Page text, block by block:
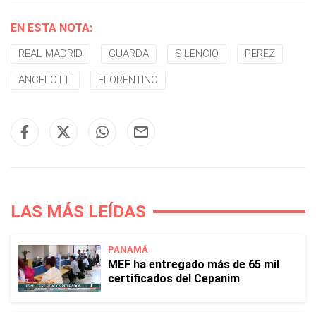
EN ESTA NOTA:
REAL MADRID GUARDA SILENCIO PEREZ
ANCELOTTI FLORENTINO
LAS MÁS LEÍDAS
PANAMÁ
MEF ha entregado más de 65 mil
certificados del Cepanim